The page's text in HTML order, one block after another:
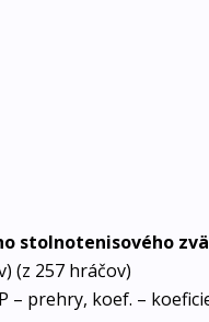
stolnotenisového
(z 257 hráčov)
– prehry, koef. –